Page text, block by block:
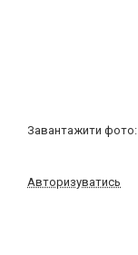
Завантажити фото:
Авторизуватись